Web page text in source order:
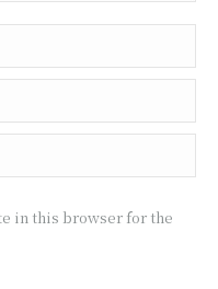
in this browser for the